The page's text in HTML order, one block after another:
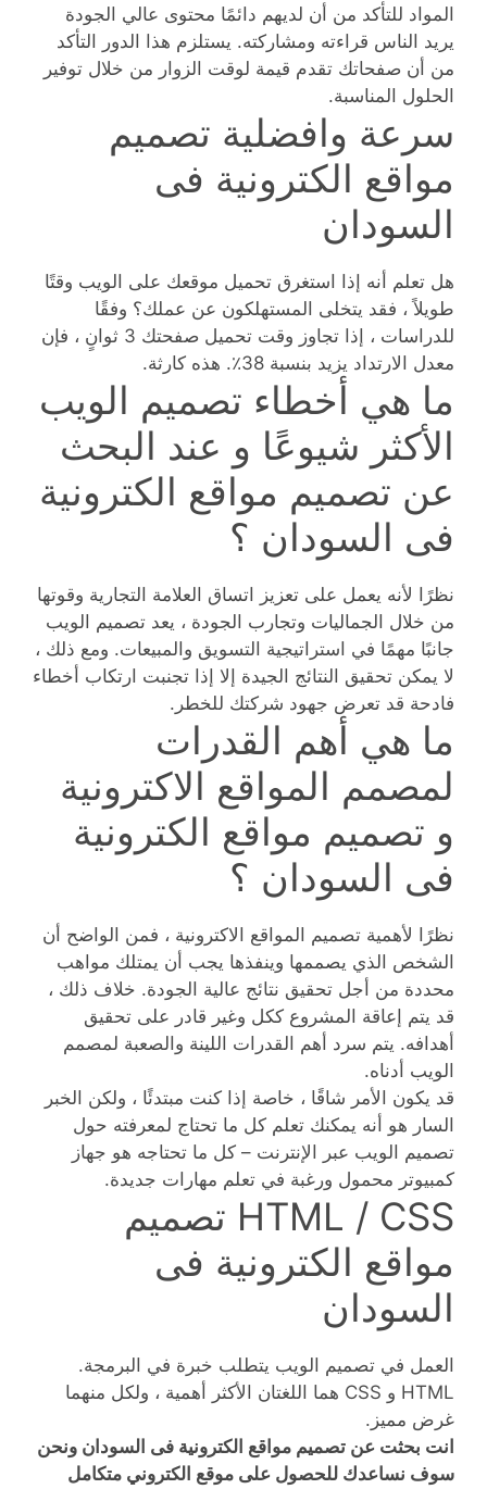
المواد للتأكد من أن لديهم دائمًا محتوى عالي الجودة
يريد الناس قراءته ومشاركته. يستلزم هذا الدور التأكد
من أن صفحاتك تقدم قيمة لوقت الزوار من خلال توفير
الحلول المناسبة.
سرعة وافضلية تصميم
مواقع الكترونية فى
السودان
هل تعلم أنه إذا استغرق تحميل موقعك على الويب وقتًا
طويلاً ، فقد يتخلى المستهلكون عن عملك؟ وفقًا
للدراسات ، إذا تجاوز وقت تحميل صفحتك 3 ثوانٍ ، فإن
معدل الارتداد يزيد بنسبة 38٪. هذه كارثة.
ما هي أخطاء تصميم الويب
الأكثر شيوعًا و عند البحث
عن تصميم مواقع الكترونية
فى السودان ؟
نظرًا لأنه يعمل على تعزيز اتساق العلامة التجارية وقوتها
من خلال الجماليات وتجارب الجودة ، يعد تصميم الويب
جانبًا مهمًا في استراتيجية التسويق والمبيعات. ومع ذلك ،
لا يمكن تحقيق النتائج الجيدة إلا إذا تجنبت ارتكاب أخطاء
فادحة قد تعرض جهود شركتك للخطر.
ما هي أهم القدرات
لمصمم المواقع الاكترونية
و تصميم مواقع الكترونية
فى السودان ؟
نظرًا لأهمية تصميم المواقع الاكترونية ، فمن الواضح أن
الشخص الذي يصممها وينفذها يجب أن يمتلك مواهب
محددة من أجل تحقيق نتائج عالية الجودة. خلاف ذلك ،
قد يتم إعاقة المشروع ككل وغير قادر على تحقيق
أهدافه. يتم سرد أهم القدرات اللينة والصعبة لمصمم
الويب أدناه.
قد يكون الأمر شاقًا ، خاصة إذا كنت مبتدئًا ، ولكن الخبر
السار هو أنه يمكنك تعلم كل ما تحتاج لمعرفته حول
تصميم الويب عبر الإنترنت – كل ما تحتاجه هو جهاز
كمبيوتر محمول ورغبة في تعلم مهارات جديدة.
HTML / CSS تصميم
مواقع الكترونية فى
السودان
العمل في تصميم الويب يتطلب خبرة في البرمجة.
HTML و CSS هما اللغتان الأكثر أهمية ، ولكل منهما
غرض مميز.
انت بحثت عن تصميم مواقع الكترونية فى السودان ونحن
سوف نساعدك للحصول على موقع الكتروني متكامل